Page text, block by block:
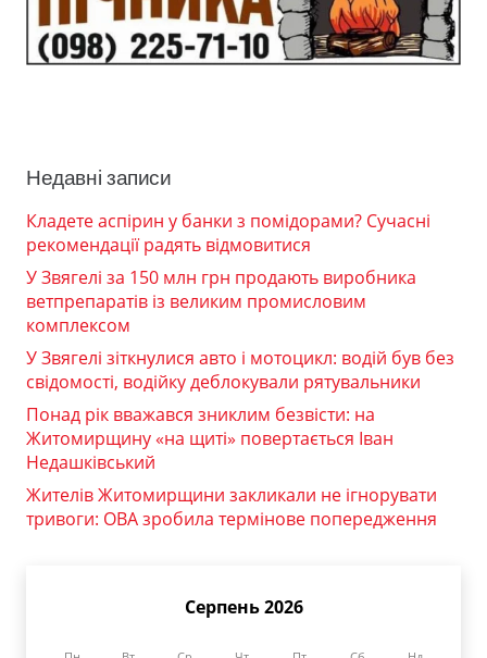
Недавні записи
Кладете аспірин у банки з помідорами? Сучасні
рекомендації радять відмовитися
У Звягелі за 150 млн грн продають виробника
ветпрепаратів із великим промисловим
комплексом
У Звягелі зіткнулися авто і мотоцикл: водій був без
свідомості, водійку деблокували рятувальники
Понад рік вважався зниклим безвісти: на
Житомирщину «на щиті» повертається Іван
Недашківський
Жителів Житомирщини закликали не ігнорувати
тривоги: ОВА зробила термінове попередження
Серпень 2026